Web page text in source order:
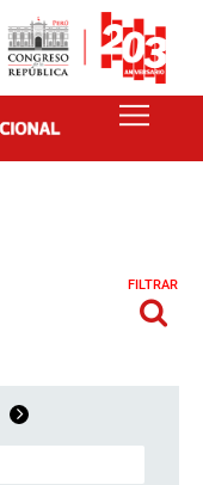
FILTRAR